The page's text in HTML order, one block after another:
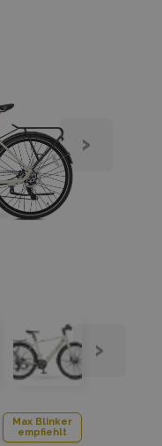
›
›
Max Blinker
empfiehlt